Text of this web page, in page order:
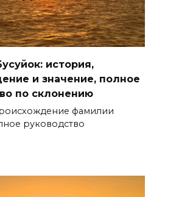
история,
и значение, полное
по склонению
фамилии
руководство